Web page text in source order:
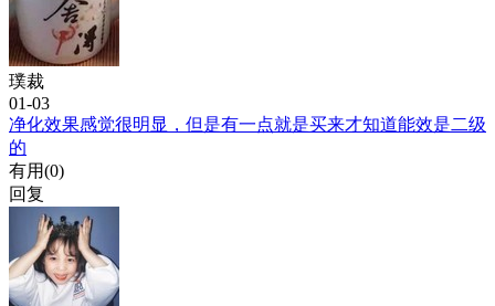
璞裁
01-03
净化效果感觉很明显，但是有一点就是买来才知道能效是二级
的
有用(0)
回复